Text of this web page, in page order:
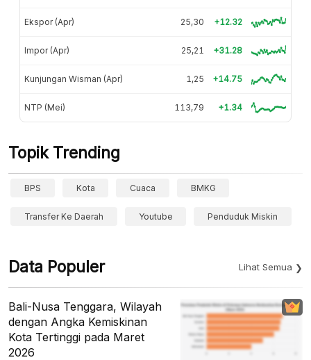
Ekspor (Apr) 25,30 +12.32
Impor (Apr) 25,21 +31.28
Kunjungan Wisman (Apr) 1,25 +14.75
NTP (Mei) 113,79 +1.34
Topik Trending
BPS Kota Cuaca BMKG
Transfer Ke Daerah Youtube Penduduk Miskin
Data Populer Lihat Semua
Bali-Nusa Tenggara, Wilayah
dengan Angka Kemiskinan
Kota Tertinggi pada Maret
2026